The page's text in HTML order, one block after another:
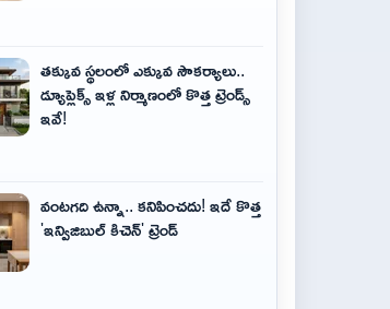
తక్కువ స్థలంలో ఎక్కువ సౌకర్యాలు..
డ్యూప్లెక్స్ ఇళ్ల నిర్మాణంలో కొత్త ట్రెండ్స్
ఇవే!
వంటగది ఉన్నా.. కనిపించదు! ఇదే కొత్త
'ఇన్విజిబుల్ కిచెన్' ట్రెండ్